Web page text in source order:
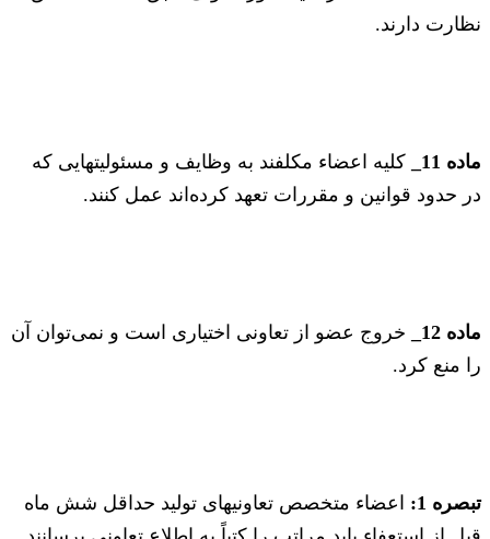
نظارت دارند.
ماده 11_
کلیه اعضاء مکلفند به وظایف و مسئولیتهایی که
در حدود قوانین و مقررات تعهد کرده‌اند عمل کنند.
ماده 12_
خروج عضو از تعاونی اختیاری است و نمی‌توان آن
را منع کرد.
تبصره 1:
اعضاء متخصص تعاونیهای تولید حداقل شش ماه